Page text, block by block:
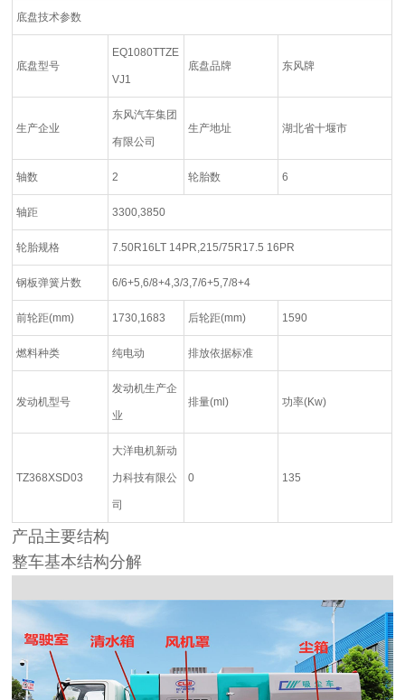
底盘技术参数
底盘型号
EQ1080TTZE
VJ1
底盘品牌 东风牌
生产企业
东风汽车集团
有限公司
生产地址 湖北省十堰市
轴数 2 轮胎数 6
轴距 3300,3850
轮胎规格 7.50R16LT 14PR,215/75R17.5 16PR
钢板弹簧片数 6/6+5,6/8+4,3/3,7/6+5,7/8+4
前轮距(mm) 1730,1683 后轮距(mm) 1590
燃料种类 纯电动 排放依据标准
发动机型号
发动机生产企
业
排量(ml) 功率(Kw)
TZ368XSD03
大洋电机新动
力科技有限公
司
0 135
产品主要结构
整车基本结构分解